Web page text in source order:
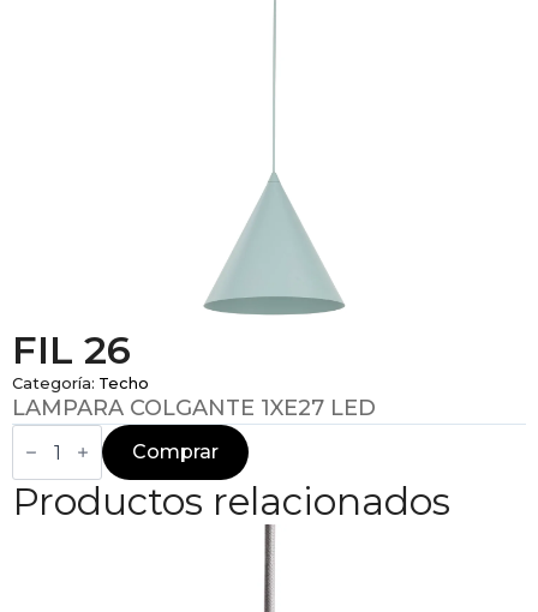
FIL 26
Categoría: Techo
LAMPARA COLGANTE 1XE27 LED
FIL
26
Comprar
Productos relacionados